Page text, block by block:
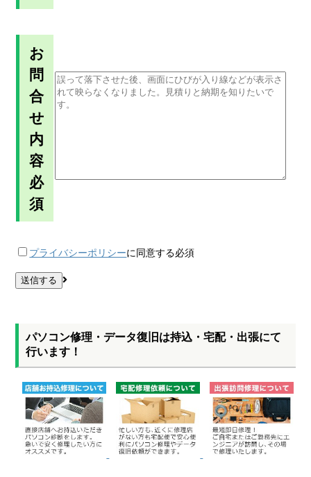
お
問
合
せ
内
容
必
須
プライバシーポリシーに同意する必須
パソコン修理・データ復旧は持込・宅配・出張にて
行います！